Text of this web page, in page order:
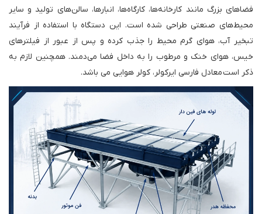
فضاهای بزرگ مانند کارخانه‌ها، کارگاه‌ها، انبارها، سالن‌های تولید و سایر
محیط‌های صنعتی طراحی شده است. این دستگاه با استفاده از فرآیند
تبخیر آب، هوای گرم محیط را جذب کرده و پس از عبور از فیلترهای
خیس، هوای خنک و مرطوب را به داخل فضا می‌دمند. همچنین لازم به
ذکر استمعادل فارسی ایرکولر، کولر هوایی می باشد.